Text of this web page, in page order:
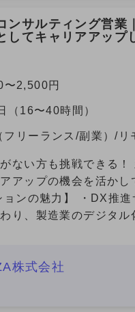
ンサルティング営業
してキャリアアップ
〜2,500円
（16〜40時間）
フリーランス/副業）/リ
ない方も挑戦できる！
アップの機会を活かし
り、製造業のデジタル
な文化があります！ ・
株式会社